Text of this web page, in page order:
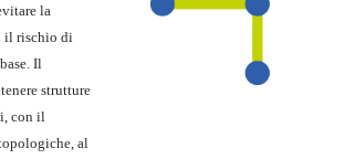
la
il rischio di
Il
strutture
con il
al